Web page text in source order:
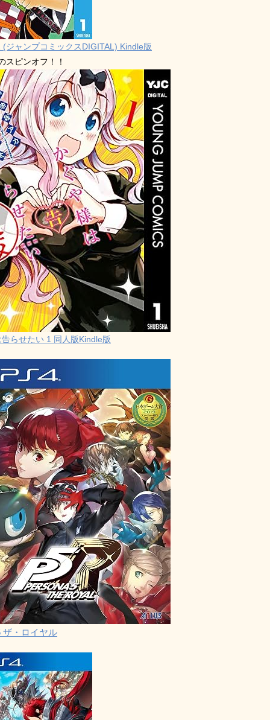
(ジャンプコミックスDIGITAL) Kindle版
スピンオフ！！
らせたい 1 同人版Kindle版
ザ・ロイヤル